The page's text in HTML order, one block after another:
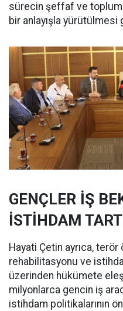
sürecin şeffaf ve
bir anlayışla
GENÇLER İŞ
İSTİHDAM
Hayati Çetin ayrıca,
rehabilitasyonu ve
üzerinden hükümete
milyonlarca gencin iş
istihdam politikalarının